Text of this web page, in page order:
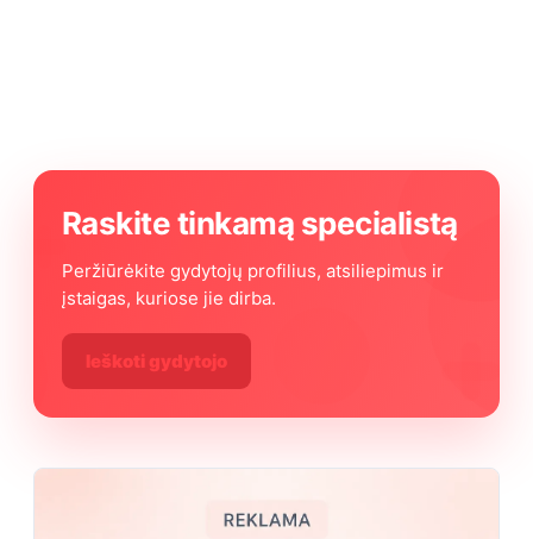
Raskite tinkamą specialistą
Peržiūrėkite gydytojų profilius, atsiliepimus ir
įstaigas, kuriose jie dirba.
Ieškoti gydytojo